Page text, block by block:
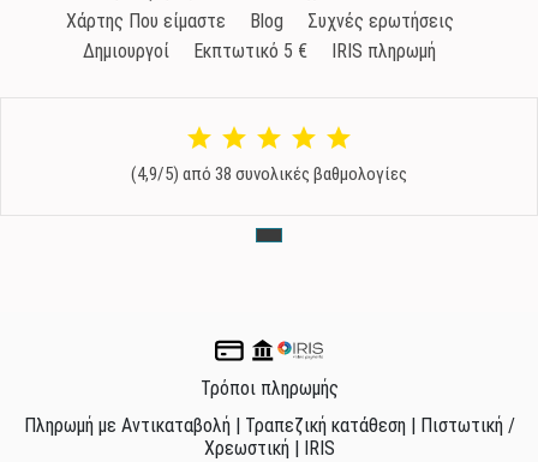
Χάρτης Που είμαστε
Blog
Συχνές ερωτήσεις
Δημιουργοί
Εκπτωτικό 5 € IRIS πληρωμή
(4,9/5) από 38 συνολικές βαθμολογίες
Τρόποι πληρωμής
Πληρωμή με Αντικαταβολή | Τραπεζική κατάθεση | Πιστωτική /
Χρεωστική | IRIS